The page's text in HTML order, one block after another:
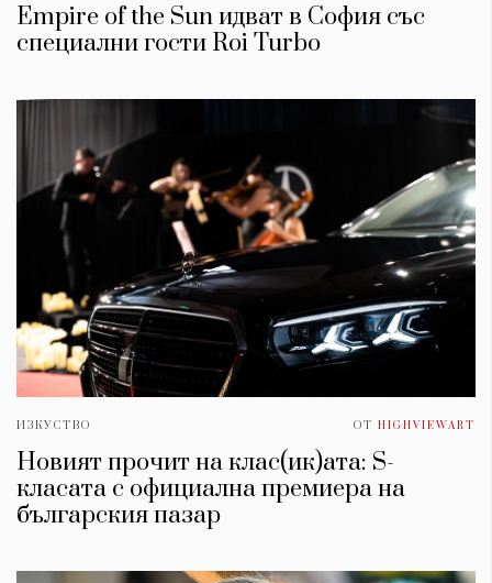
Empire of the Sun идват в София със
специални гости Roi Turbo
ИЗКУСТВО ОТ HIGHVIEWART
Новият прочит на клас(ик)ата: S-
класата с официална премиера на
българския пазар